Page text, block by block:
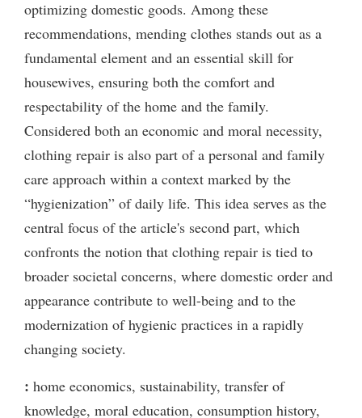
optimizing domestic goods. Among these
recommendations, mending clothes stands out as a
fundamental element and an essential skill for
housewives, ensuring both the comfort and
respectability of the home and the family.
Considered both an economic and moral necessity,
clothing repair is also part of a personal and family
care approach within a context marked by the
“hygienization” of daily life. This idea serves as the
central focus of the article's second part, which
confronts the notion that clothing repair is tied to
broader societal concerns, where domestic order and
appearance contribute to well-being and to the
modernization of hygienic practices in a rapidly
changing society.
: home economics, sustainability, transfer of
knowledge, moral education, consumption history,